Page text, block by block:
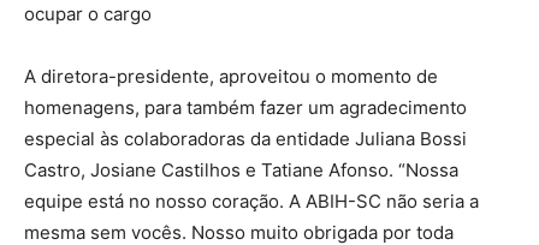
ocupar o cargo
A diretora-presidente, aproveitou o momento de
homenagens, para também fazer um agradecimento
especial às colaboradoras da entidade Juliana Bossi
Castro, Josiane Castilhos e Tatiane Afonso. “Nossa
equipe está no nosso coração. A ABIH-SC não seria a
mesma sem vocês. Nosso muito obrigada por toda